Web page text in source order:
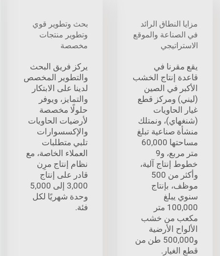
مزايا النطاق الرائد
في الصناعة والموقع
الاستراتيجي
يقع مقرنا في
قاعدة إنتاج الخشب
الأكبر في الصين
(ليني) ومركز قطع
غيار الحاويات
(شنغهاي)، ونمتلك
منشأة صناعية تبلغ
مساحتها 60,000
متر مربع، و9
خطوط إنتاج آلية،
وأكثر من 500
موظف، بإنتاج
سنوي يبلغ
100,000 متر
مكعب من خشب
الألواح الأرضية
و500,000 طن من
قطع الغيار.
بحث وتطوير قوي
وتطوير منتجات
مخصصة
يركز فريق البحث
والتطوير المخصص
لدينا على الابتكار
والتمايز، ويوفر
حلولًا مخصصة
لأرضيات الحاويات
والإكسسوارات
تلبي متطلبات
العملاء الخاصة، مع
نظام إنتاج مرِن
قادر على إنتاج
3,000 إلى 5,000
وحدة شهريًا لكل
فئة.